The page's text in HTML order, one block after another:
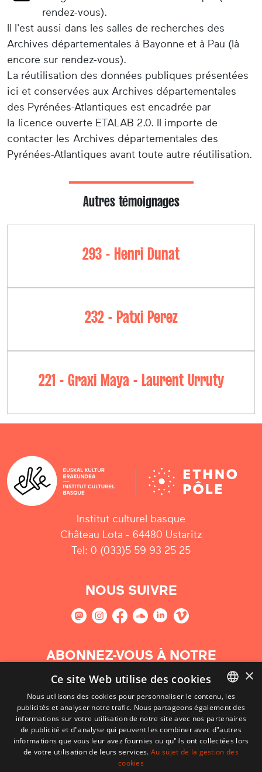
rendez-vous).
Il l'est aussi dans les salles de recherches des
Archives départementales à Bayonne et à Pau (là
encore sur rendez-vous).
La réutilisation des données publiques présentées
ici et conservées aux Archives départementales
des Pyrénées-Atlantiques est encadrée par
la licence ouverte ETALAB 2.0. Il importe de
contacter les Archives départementales des
Pyrénées-Atlantiques avant toute autre réutilisation.
Autres témoignages
293 - Henri Dunat
232 - Patxi Perez
221 - Graxi Maya - Laurent Urruty
Institut culturel basque
Château Lota - 64480 Ustaritz
Tel: 0 (033)5 59 93 25 25
NOUS SUIVRE
ABONNEZ-VOUS À NOTRE
NEWSLETTER
S'abonner
BASQUE
FRENCH
×
Ce site Web utilise des cookies
Nous utilisons des cookies pour personnaliser le contenu, les
publicités et analyser notre trafic. Nous partageons également des
informations sur votre utilisation de notre site avec nos partenaires
de publicité et d"analyse qui peuvent les combiner avec d"autres
informations que vous leur avez fournies ou qu"ils ont collectées lors
de votre utilisation de leurs services.Au sujet de la gestion des
cookies